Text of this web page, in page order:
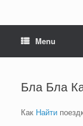
Menu
Бла Бла
Как Найти